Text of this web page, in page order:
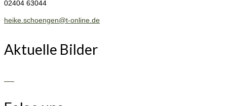
02404 63044
heike.schoengen@t-online.de
Aktuelle Bilder